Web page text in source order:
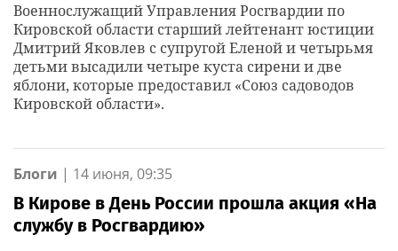
Военнослужащий Управления Росгвардии по
Кировской области старший лейтенант юстиции
Дмитрий Яковлев с супругой Еленой и четырьмя
детьми высадили четыре куста сирени и две
яблони, которые предоставил «Союз садоводов
Кировской области».
Блоги | 14 июня, 09:35
В Кирове в День России прошла акция «На
службу в Росгвардию»